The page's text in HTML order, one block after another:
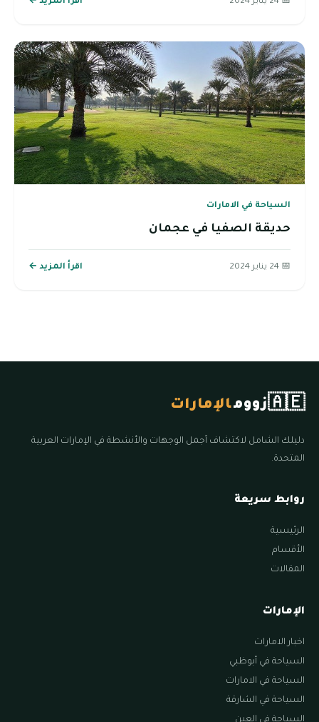
السياحة في الامارات
حديقة الصفيا في عجمان
📅 24 يناير 2024 اقرأ المزيد ←
🇦🇪زوومالإمارات
دليلك الشامل لاكتشاف أجمل الوجهات والأنشطة في الإمارات العربية
المتحدة.
روابط سريعة
الرئيسية
الأقسام
المقالات
الإمارات
اخبار الامارات
السياحة في أبوظبي
السياحة في الامارات
السياحة في الشارقة
السياحة في العين